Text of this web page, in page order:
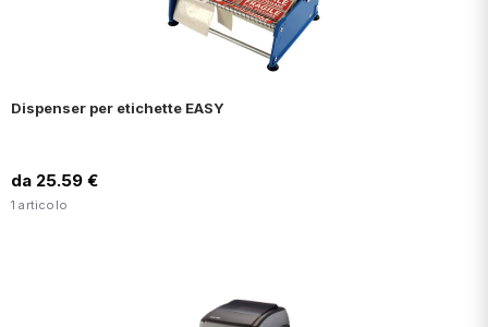
Dispenser per etichette EASY
da 25.59 €
1 articolo